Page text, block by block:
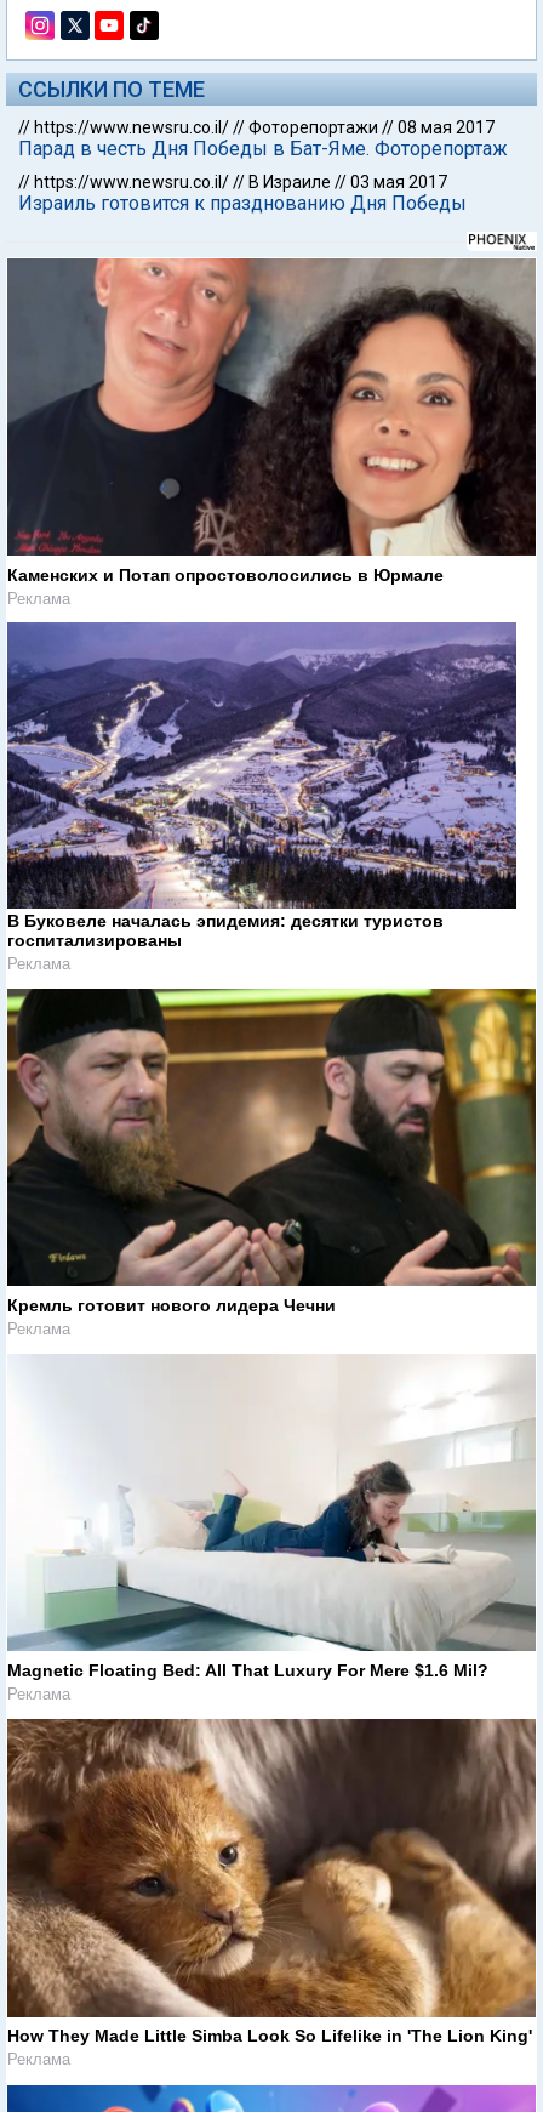
ССЫЛКИ ПО ТЕМЕ
//https://www.newsru.co.il///Фоторепортажи //08 мая 2017
Парад в честь Дня Победы в Бат-Яме. Фоторепортаж
//https://www.newsru.co.il///В Израиле //03 мая 2017
Израиль готовится к празднованию Дня Победы
Каменских и Потап опростоволосились в Юрмале
Реклама
В Буковеле началась эпидемия: десятки туристов
госпитализированы
Реклама
Кремль готовит нового лидера Чечни
Реклама
Magnetic Floating Bed: All That Luxury For Mere $1.6 Mil?
Реклама
How They Made Little Simba Look So Lifelike in 'The Lion King'
Реклама